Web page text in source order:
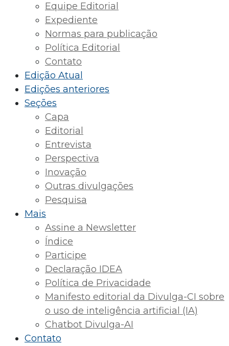
Equipe Editorial
Expediente
Normas para publicação
Política Editorial
Contato
Edição Atual
Edições anteriores
Seções
Capa
Editorial
Entrevista
Perspectiva
Inovação
Outras divulgações
Pesquisa
Mais
Assine a Newsletter
Índice
Participe
Declaração IDEA
Política de Privacidade
Manifesto editorial da Divulga-CI sobre
o uso de inteligência artificial (IA)
Chatbot Divulga-AI
Contato